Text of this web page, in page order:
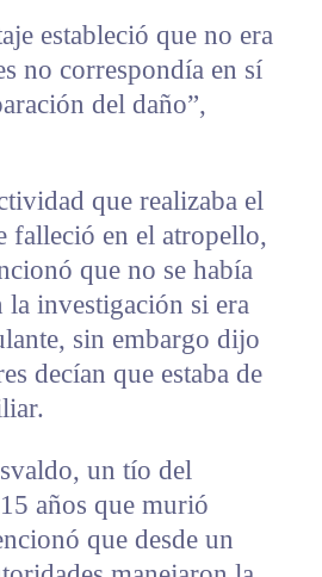
estableció que no era
no correspondía en sí
del daño”,
que realizaba el
falleció en el atropello,
que no se había
la investigación si era
sin embargo dijo
decían que estaba de
un tío del
años que murió
que desde un